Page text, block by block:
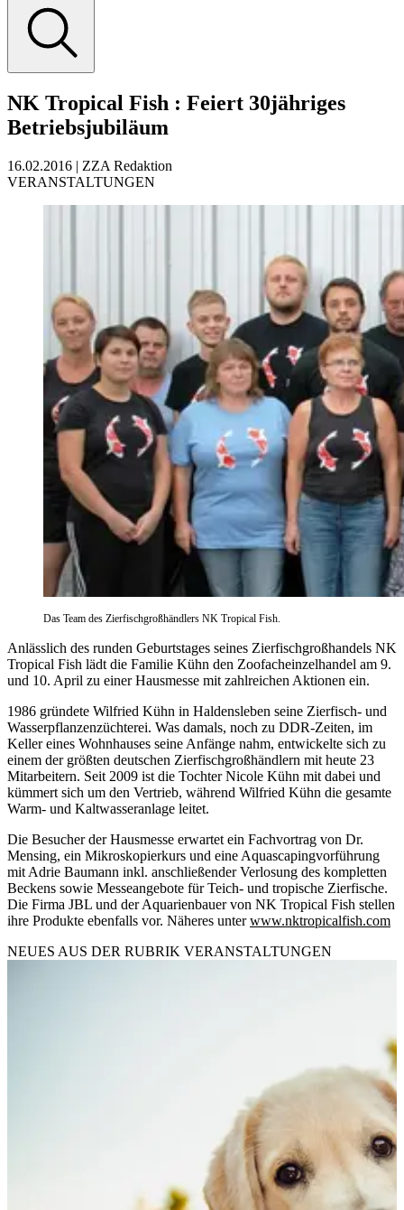
NK Tropical Fish : Feiert 30jähriges
Betriebsjubiläum
16.02.2016 | ZZA Redaktion
VERANSTALTUNGEN
Das Team des Zierfischgroßhändlers NK Tropical Fish.
Anlässlich des runden Geburtstages seines Zierfischgroßhandels NK
Tropical Fish lädt die Familie Kühn den Zoofacheinzelhandel am 9.
und 10. April zu einer Hausmesse mit zahlreichen Aktionen ein.
1986 gründete Wilfried Kühn in Haldensleben seine Zierfisch- und
Wasserpflanzenzüchterei. Was damals, noch zu DDR-Zeiten, im
Keller eines Wohnhauses seine Anfänge nahm, entwickelte sich zu
einem der größten deutschen Zierfischgroßhändlern mit heute 23
Mitarbeitern. Seit 2009 ist die Tochter Nicole Kühn mit dabei und
kümmert sich um den Vertrieb, während Wilfried Kühn die gesamte
Warm- und Kaltwasseranlage leitet.
Die Besucher der Hausmesse erwartet ein Fachvortrag von Dr.
Mensing, ein Mikroskopierkurs und eine Aquascapingvorführung
mit Adrie Baumann inkl. anschließender Verlosung des kompletten
Beckens sowie Messeangebote für Teich- und tropische Zierfische.
Die Firma JBL und der Aquarienbauer von NK Tropical Fish stellen
ihre Produkte ebenfalls vor. Näheres unterwww.nktropicalfish.com
NEUES AUS DER RUBRIK VERANSTALTUNGEN